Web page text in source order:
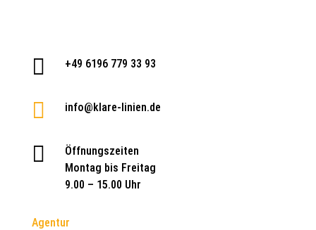
 +49 6196 779 33 93
 info@klare-linien.de

Öffnungszeiten
Montag bis Freitag
9.00 – 15.00 Uhr
Agentur